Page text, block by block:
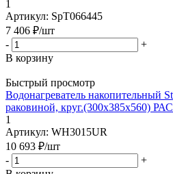
1
Артикул: SpT066445
7 406 ₽/шт
-
+
В корзину
Быстрый просмотр
Водонагреватель накопительный
раковиной, круг.(300х385х560)
1
Артикул: WH3015UR
10 693 ₽/шт
-
+